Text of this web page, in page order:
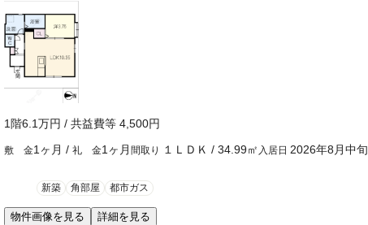
1 階6.1万円 / 共益費等 4,500円
敷 金1ヶ月 / 礼 金1ヶ月 間取り １ＬＤＫ / 34.99㎡ 入居日 2026年8月中旬
新築 角部屋 都市ガス
物件画像を見る 詳細を見る